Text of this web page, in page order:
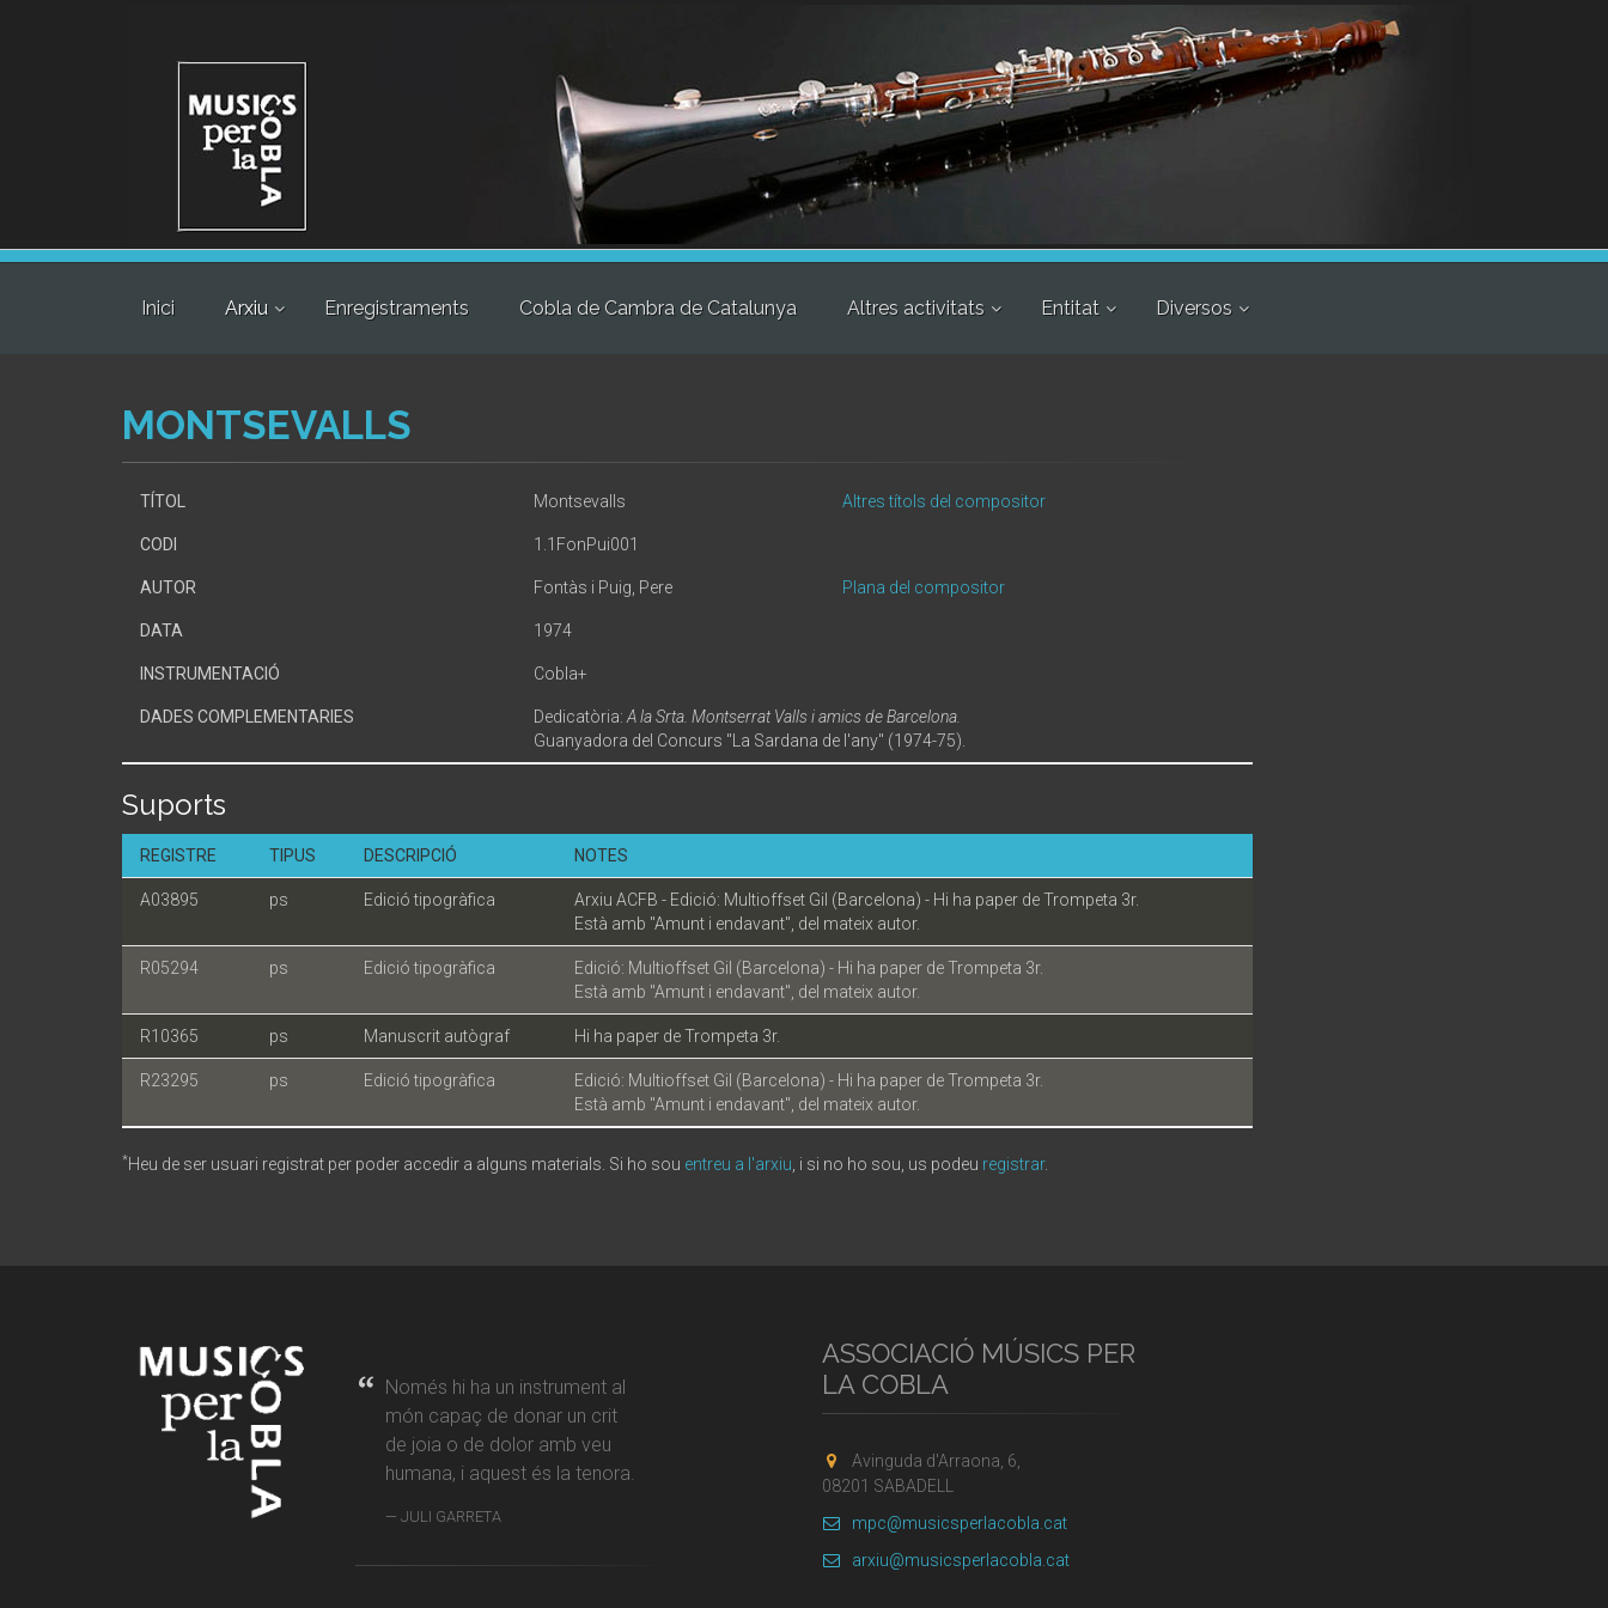
Inici Arxiu Enregistraments Cobla de Cambra de Catalunya Altres activitats Entitat Diversos
MONTSEVALLS
TÍTOL Montsevalls Altres títols del compositor
CODI 1.1FonPui001
AUTOR Fontàs i Puig, Pere Plana del compositor
DATA 1974
INSTRUMENTACIÓ Cobla+
DADES COMPLEMENTARIES Dedicatòria: A la Srta. Montserrat Valls i amics de Barcelona.
Guanyadora del Concurs "La Sardana de l'any" (1974-75).
Suports
REGISTRE TIPUS DESCRIPCIÓ NOTES
A03895 ps Edició tipogràfica
Arxiu ACFB - Edició: Multioffset Gil (Barcelona) - Hi ha paper de Trompeta 3r.
Està amb "Amunt i endavant", del mateix autor.
R05294 ps Edició tipogràfica
Edició: Multioffset Gil (Barcelona) - Hi ha paper de Trompeta 3r.
Està amb "Amunt i endavant", del mateix autor.
R10365 ps Manuscrit autògraf Hi ha paper de Trompeta 3r.
R23295 ps Edició tipogràfica
Edició: Multioffset Gil (Barcelona) - Hi ha paper de Trompeta 3r.
Està amb "Amunt i endavant", del mateix autor.
*Heu de ser usuari registrat per poder accedir a alguns materials. Si ho sou entreu a l'arxiu , i si no ho sou, us podeu registrar.
Només hi ha un instrument al
món capaç de donar un crit
de joia o de dolor amb veu
humana, i aquest és la tenora.
JULI GARRETA
ASSOCIACIÓ MÚSICS PER
LA COBLA
Avinguda d'Arraona, 6,
08201 SABADELL
mpc@musicsperlacobla.cat
arxiu@musicsperlacobla.cat